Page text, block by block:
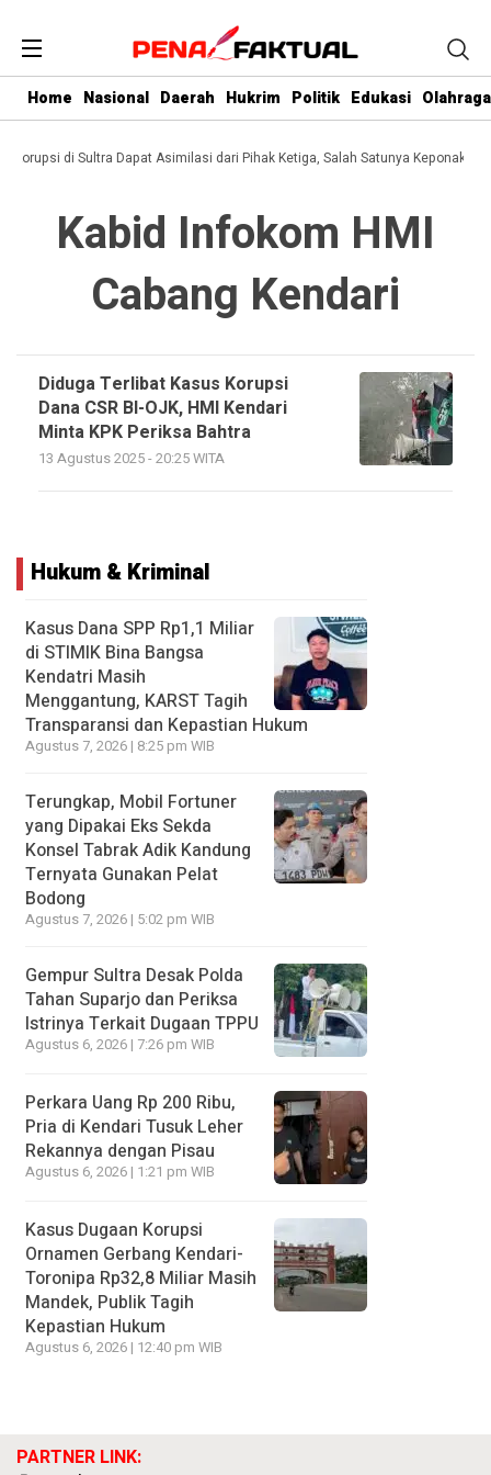
Home Nasional Daerah Hukrim Politik Edukasi Olahraga
Korupsi di Sultra Dapat Asimilasi dari Pihak Ketiga, Salah Satunya Keponakan
Kabid Infokom HMI
Cabang Kendari
Diduga Terlibat Kasus Korupsi
Dana CSR BI-OJK, HMI Kendari
Minta KPK Periksa Bahtra
13 Agustus 2025 - 20:25 WITA
Hukum & Kriminal
Kasus Dana SPP Rp1,1 Miliar
di STIMIK Bina Bangsa
Kendatri Masih
Menggantung, KARST Tagih
Transparansi dan Kepastian Hukum
Agustus 7, 2026 | 8:25 pm WIB
Terungkap, Mobil Fortuner
yang Dipakai Eks Sekda
Konsel Tabrak Adik Kandung
Ternyata Gunakan Pelat
Bodong
Agustus 7, 2026 | 5:02 pm WIB
Gempur Sultra Desak Polda
Tahan Suparjo dan Periksa
Istrinya Terkait Dugaan TPPU
Agustus 6, 2026 | 7:26 pm WIB
Perkara Uang Rp 200 Ribu,
Pria di Kendari Tusuk Leher
Rekannya dengan Pisau
Agustus 6, 2026 | 1:21 pm WIB
Kasus Dugaan Korupsi
Ornamen Gerbang Kendari-
Toronipa Rp32,8 Miliar Masih
Mandek, Publik Tagih
Kepastian Hukum
Agustus 6, 2026 | 12:40 pm WIB
PARTNER LINK: